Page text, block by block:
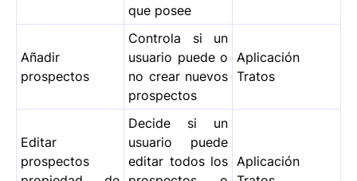
que posee
Añadir
prospectos
Controla si un
usuario puede o
no crear nuevos
prospectos
Aplicación
Tratos
Editar
prospectos
Decide si un
usuario puede
editar todos los Aplicación